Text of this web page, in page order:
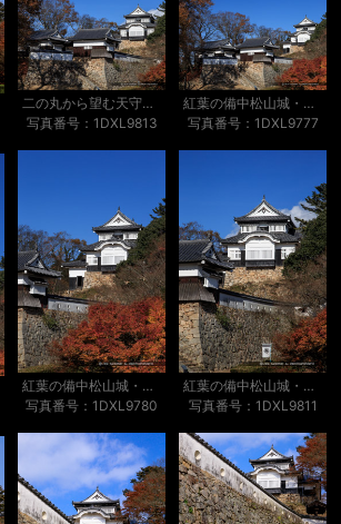
二の丸から望む天守・紅葉
写真番号：1DXL9813
紅葉の備中松山城・二の丸から
写真番号：1DXL9777
紅葉の備中松山城・二の丸から
写真番号：1DXL9780
紅葉の備中松山城・二の丸から
写真番号：1DXL9811